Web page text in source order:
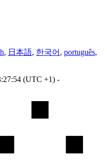
, 日本語, 한국어 , português,
(UTC +1) -